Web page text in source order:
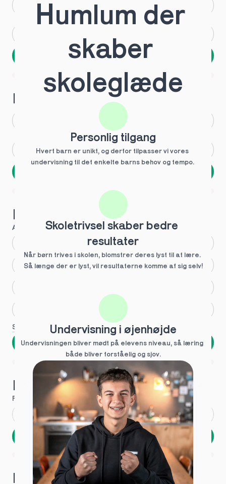
EUX
Næste
1 ud af 9 for at finde den rette tutor
Hvilken årgang?
2.g Andet
1 ud af 9 for at finde den rette tutor
Hvilke behov?
Anbefalet til dig
Større skoleglæde
Se flere
Næste
Spring over
1 ud af 9 for at finde den rette tutor
Hvad hedder du?
Fornavn Efternavn
Næste
Opbevares sikkert - oplysninger deles aldrig
1 ud af 9 for at finde den rette tutor
Hvordan kontakter vi dig?
Humlum der
skaber
skoleglæde
Personlig tilgang
Hvert barn er unikt, og derfor tilpasser vi vores
undervisning til det enkelte barns behov og tempo.
Skoletrivsel skaber bedre
resultater
Når børn trives i skolen, blomstrer deres lyst til at lære.
Så længe der er lyst, vil resultaterne komme af sig selv!
Undervisning i øjenhøjde
Undervisningen bliver mødt på elevens niveau, så læring
både bliver forståelig og sjov.